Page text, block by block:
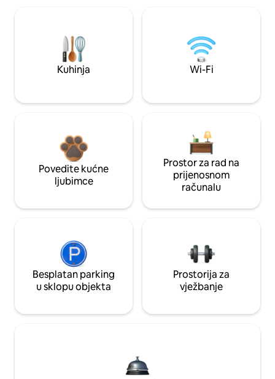
Kuhinja Wi-Fi
Povedite kućne
ljubimce
Prostor za rad na
prijenosnom
računalu
Besplatan parking
u sklopu objekta
Prostorija za
vježbanje